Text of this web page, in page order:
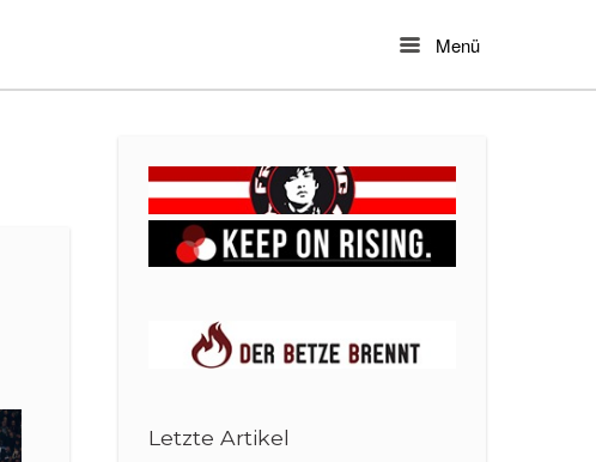
MenuMenü
Letzte Artikel